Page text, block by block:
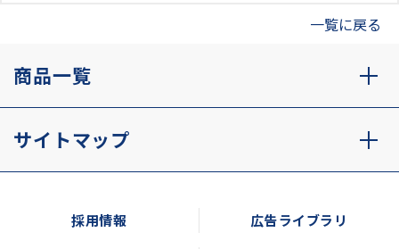
一覧に戻る
商品一覧
サイトマップ
採用情報 広告ライブラリ